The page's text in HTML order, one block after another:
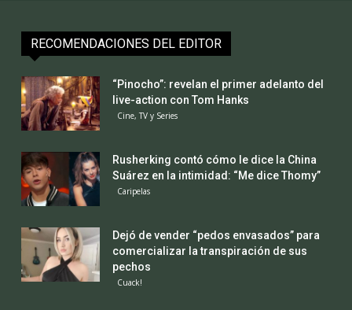
RECOMENDACIONES DEL EDITOR
“Pinocho”: revelan el primer adelanto del
live-action con Tom Hanks
Cine, TV y Series
Rusherking contó cómo le dice la China
Suárez en la intimidad: “Me dice Thomy”
Caripelas
Dejó de vender “pedos envasados” para
comercializar la transpiración de sus
pechos
Cuack!